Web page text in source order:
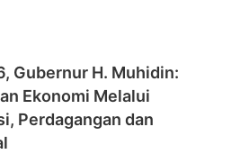
Gubernur H. Muhidin:
Ekonomi Melalui
Perdagangan dan